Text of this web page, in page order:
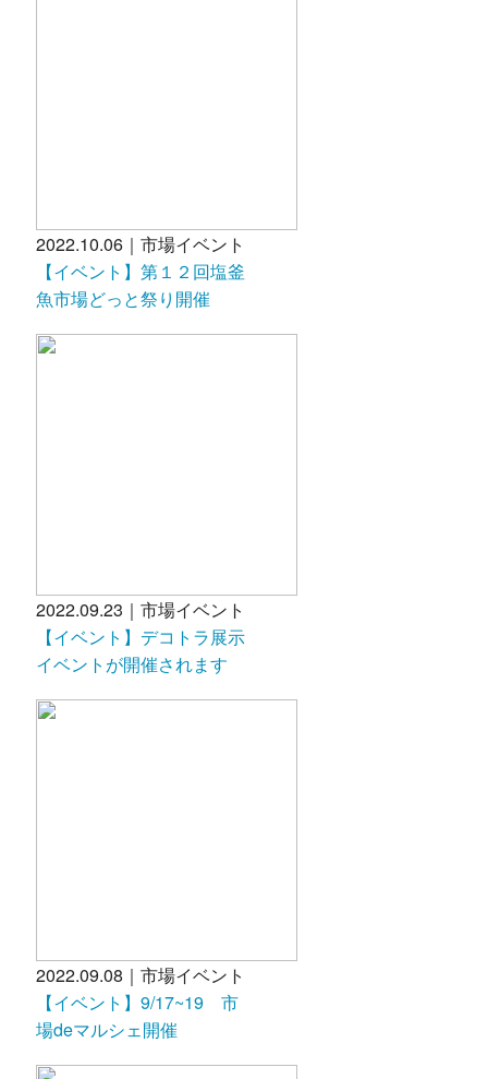
2022.10.06｜市場イベント
【イベント】第１２回塩釜
魚市場どっと祭り開催
2022.09.23｜市場イベント
【イベント】デコトラ展示
イベントが開催されます
2022.09.08｜市場イベント
【イベント】9/17~19 市
場deマルシェ開催